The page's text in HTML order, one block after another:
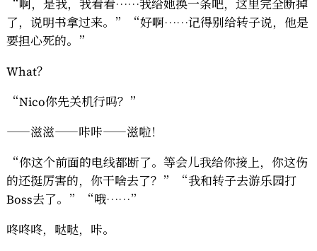
“啊，是我，我看看……我给她换一条吧，这里完全断掉
了，说明书拿过来。”“好啊……记得别给转子说，他是
要担心死的。”
What？
“Nico你先关机行吗？”
——滋滋——咔咔——滋啦！
“你这个前面的电线都断了。等会儿我给你接上，你这伤
的还挺厉害的，你干啥去了？”“我和转子去游乐园打
Boss去了。”“哦……”
咚咚咚，哒哒，咔。